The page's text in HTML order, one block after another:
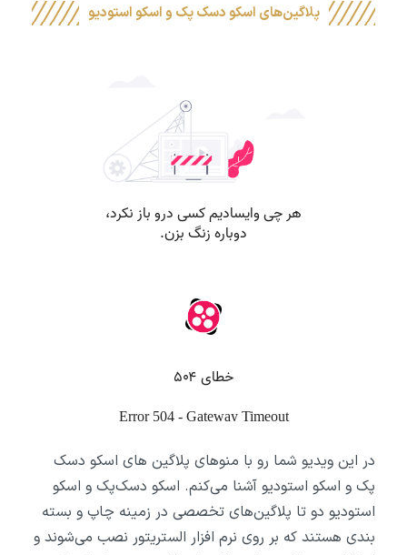
پلاگین‌های اسکو دسک پک و اسکو استودیو
در این ویدیو شما رو با منوهای پلاگین های اسکو دسک
پک و اسکو استودیو آشنا می‌کنم. اسکو دسک‌پک و اسکو
استودیو دو تا پلاگین‌های تخصصی در زمینه چاپ و بسته
بندی هستند که بر روی نرم افزار الستریتور نصب می‌شوند و